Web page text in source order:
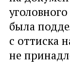
была
с оттиска
не